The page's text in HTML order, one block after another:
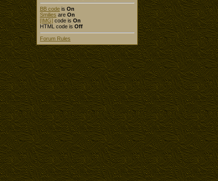
BB code is On
Smilies are On
[IMG] code is On
HTML code is Off
Forum Rules